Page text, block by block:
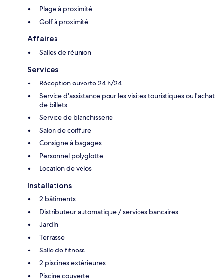
Plage à proximité
Golf à proximité
Affaires
Salles de réunion
Services
Réception ouverte 24 h/24
Service d'assistance pour les visites touristiques ou l'achat
de billets
Service de blanchisserie
Salon de coiffure
Consigne à bagages
Personnel polyglotte
Location de vélos
Installations
2 bâtiments
Distributeur automatique / services bancaires
Jardin
Terrasse
Salle de fitness
2 piscines extérieures
Piscine couverte